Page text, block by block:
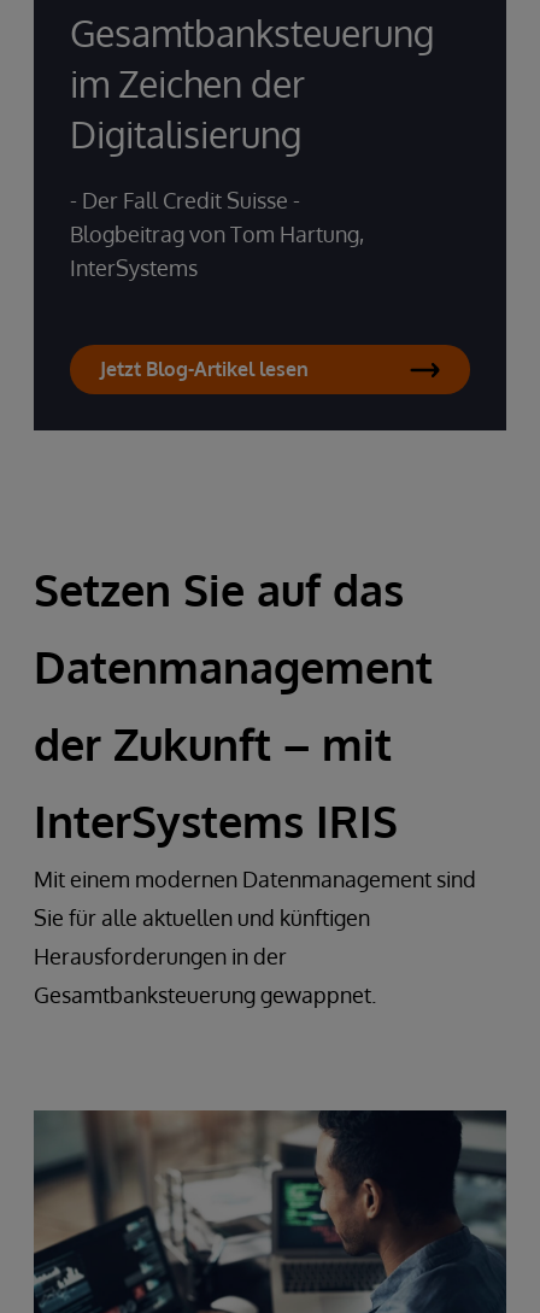
Gesamtbanksteuerung
im Zeichen der
Digitalisierung
- Der Fall Credit Suisse -
Blogbeitrag von Tom Hartung,
InterSystems
Jetzt Blog-Artikel lesen
Setzen Sie auf das
Datenmanagement
der Zukunft – mit
InterSystems IRIS
Mit einem modernen Datenmanagement sind
Sie für alle aktuellen und künftigen
Herausforderungen in der
Gesamtbanksteuerung gewappnet.